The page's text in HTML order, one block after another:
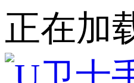
正在加